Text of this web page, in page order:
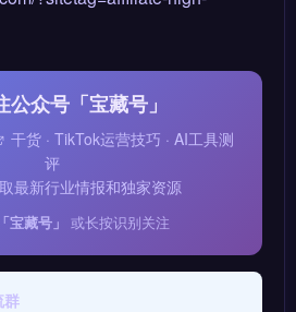
公众号「宝藏号」
干货 · TikTok运营技巧 · AI工具测
评
最新行业情报和独家资源
「宝藏号」 或长按识别关注
群